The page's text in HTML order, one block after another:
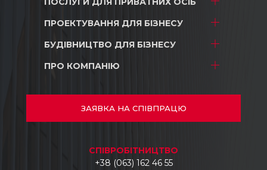
Проектування
Дизайн
ПРОЕКТУВАННЯ ДЛЯ БІЗНЕСУ
ТРЦ і магазини
Складські комплекси
Автосалони
БУДІВНИЦТВО ДЛЯ БІЗНЕСУ
ТРЦ і магазини
Укладання тротуарної плитки, бордюрів
та водостоків
ПРО КОМПАНІЮ
Проекти
Документи
ЗАЯВКА НА СПІВПРАЦЮ
CПІВРОБІТНИЦТВО
+38 (063) 162 46 55